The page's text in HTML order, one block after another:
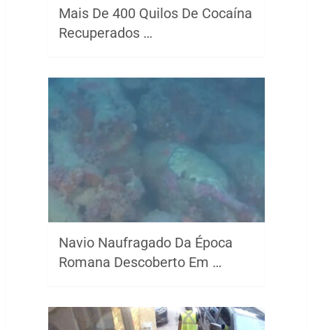
Mais De 400 Quilos De Cocaína
Recuperados …
Navio Naufragado Da Época
Romana Descoberto Em …